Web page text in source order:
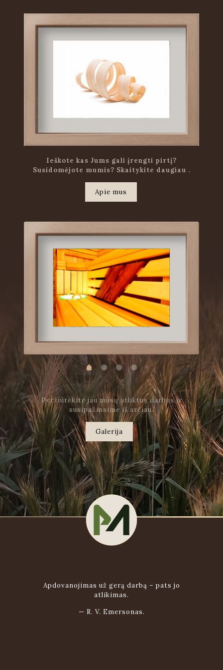
Ieškote kas Jums gali įrengti pirtį?
Susidomėjote mumis? Skaitykite daugiau .
.
Apie mus
Peržiūrėkite jau mūsų atliktus darbus ir
susipažinsime iš arčiau.
Galerija
Apdovanojimas už gerą darbą – pats jo
atlikimas.
— R. V. Emersonas.